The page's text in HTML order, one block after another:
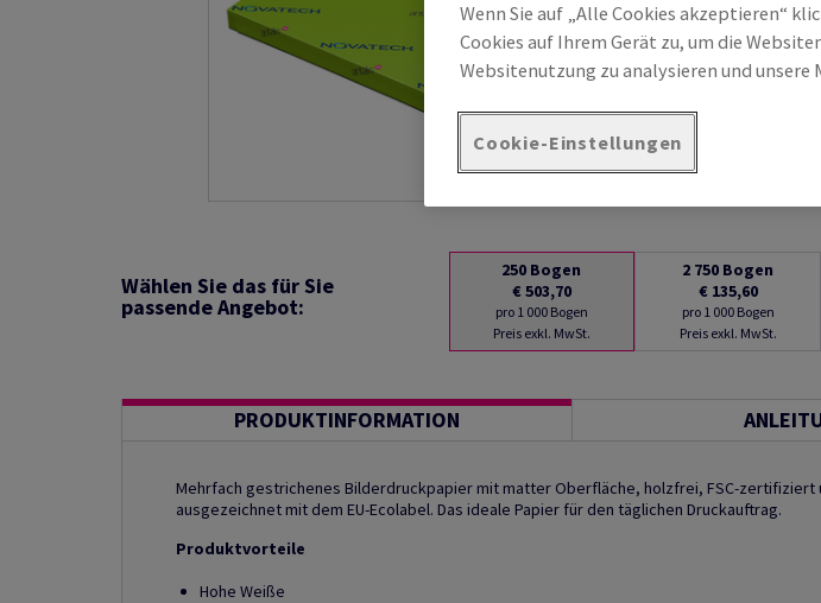
Wählen Sie das für Sie
passende Angebot:
250 Bogen
€ 503,70
pro 1 000 Bogen
Preis exkl. MwSt.
2 750 Bogen
€ 135,60
pro 1 000 Bogen
Preis exkl. MwSt.
PRODUKTINFORMATION
Mehrfach gestrichenes Bilderdruckpapier mit matter Oberfläche, holzfrei, FSC-zertifiziert
ausgezeichnet mit dem EU-Ecolabel. Das ideale Papier für den täglichen Druckauftrag.
Produktvorteile
Hohe Weiße
Wenn Sie auf „Alle Cookies akzeptieren“
Cookies auf Ihrem Gerät zu, um die
Websitenutzung zu analysieren und
Cookie-Einstellungen